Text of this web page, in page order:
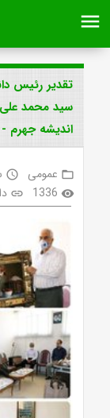
menu
تقدیر رئیس
سید محمد علی
اندیشه جهرم - ۱۳۹۹/۰۴/۱۰
folder_open عمومی access_time
visibility
1336
link